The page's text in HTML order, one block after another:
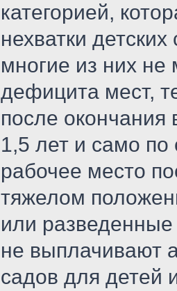
категорией,
нехватки
многие из них не
дефицита мест,
после
1,5 лет и само по
рабочее место
тяжелом
или
не выплачивают
садов для детей